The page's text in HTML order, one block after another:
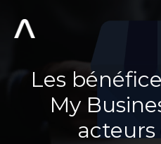
contenu
Les
My